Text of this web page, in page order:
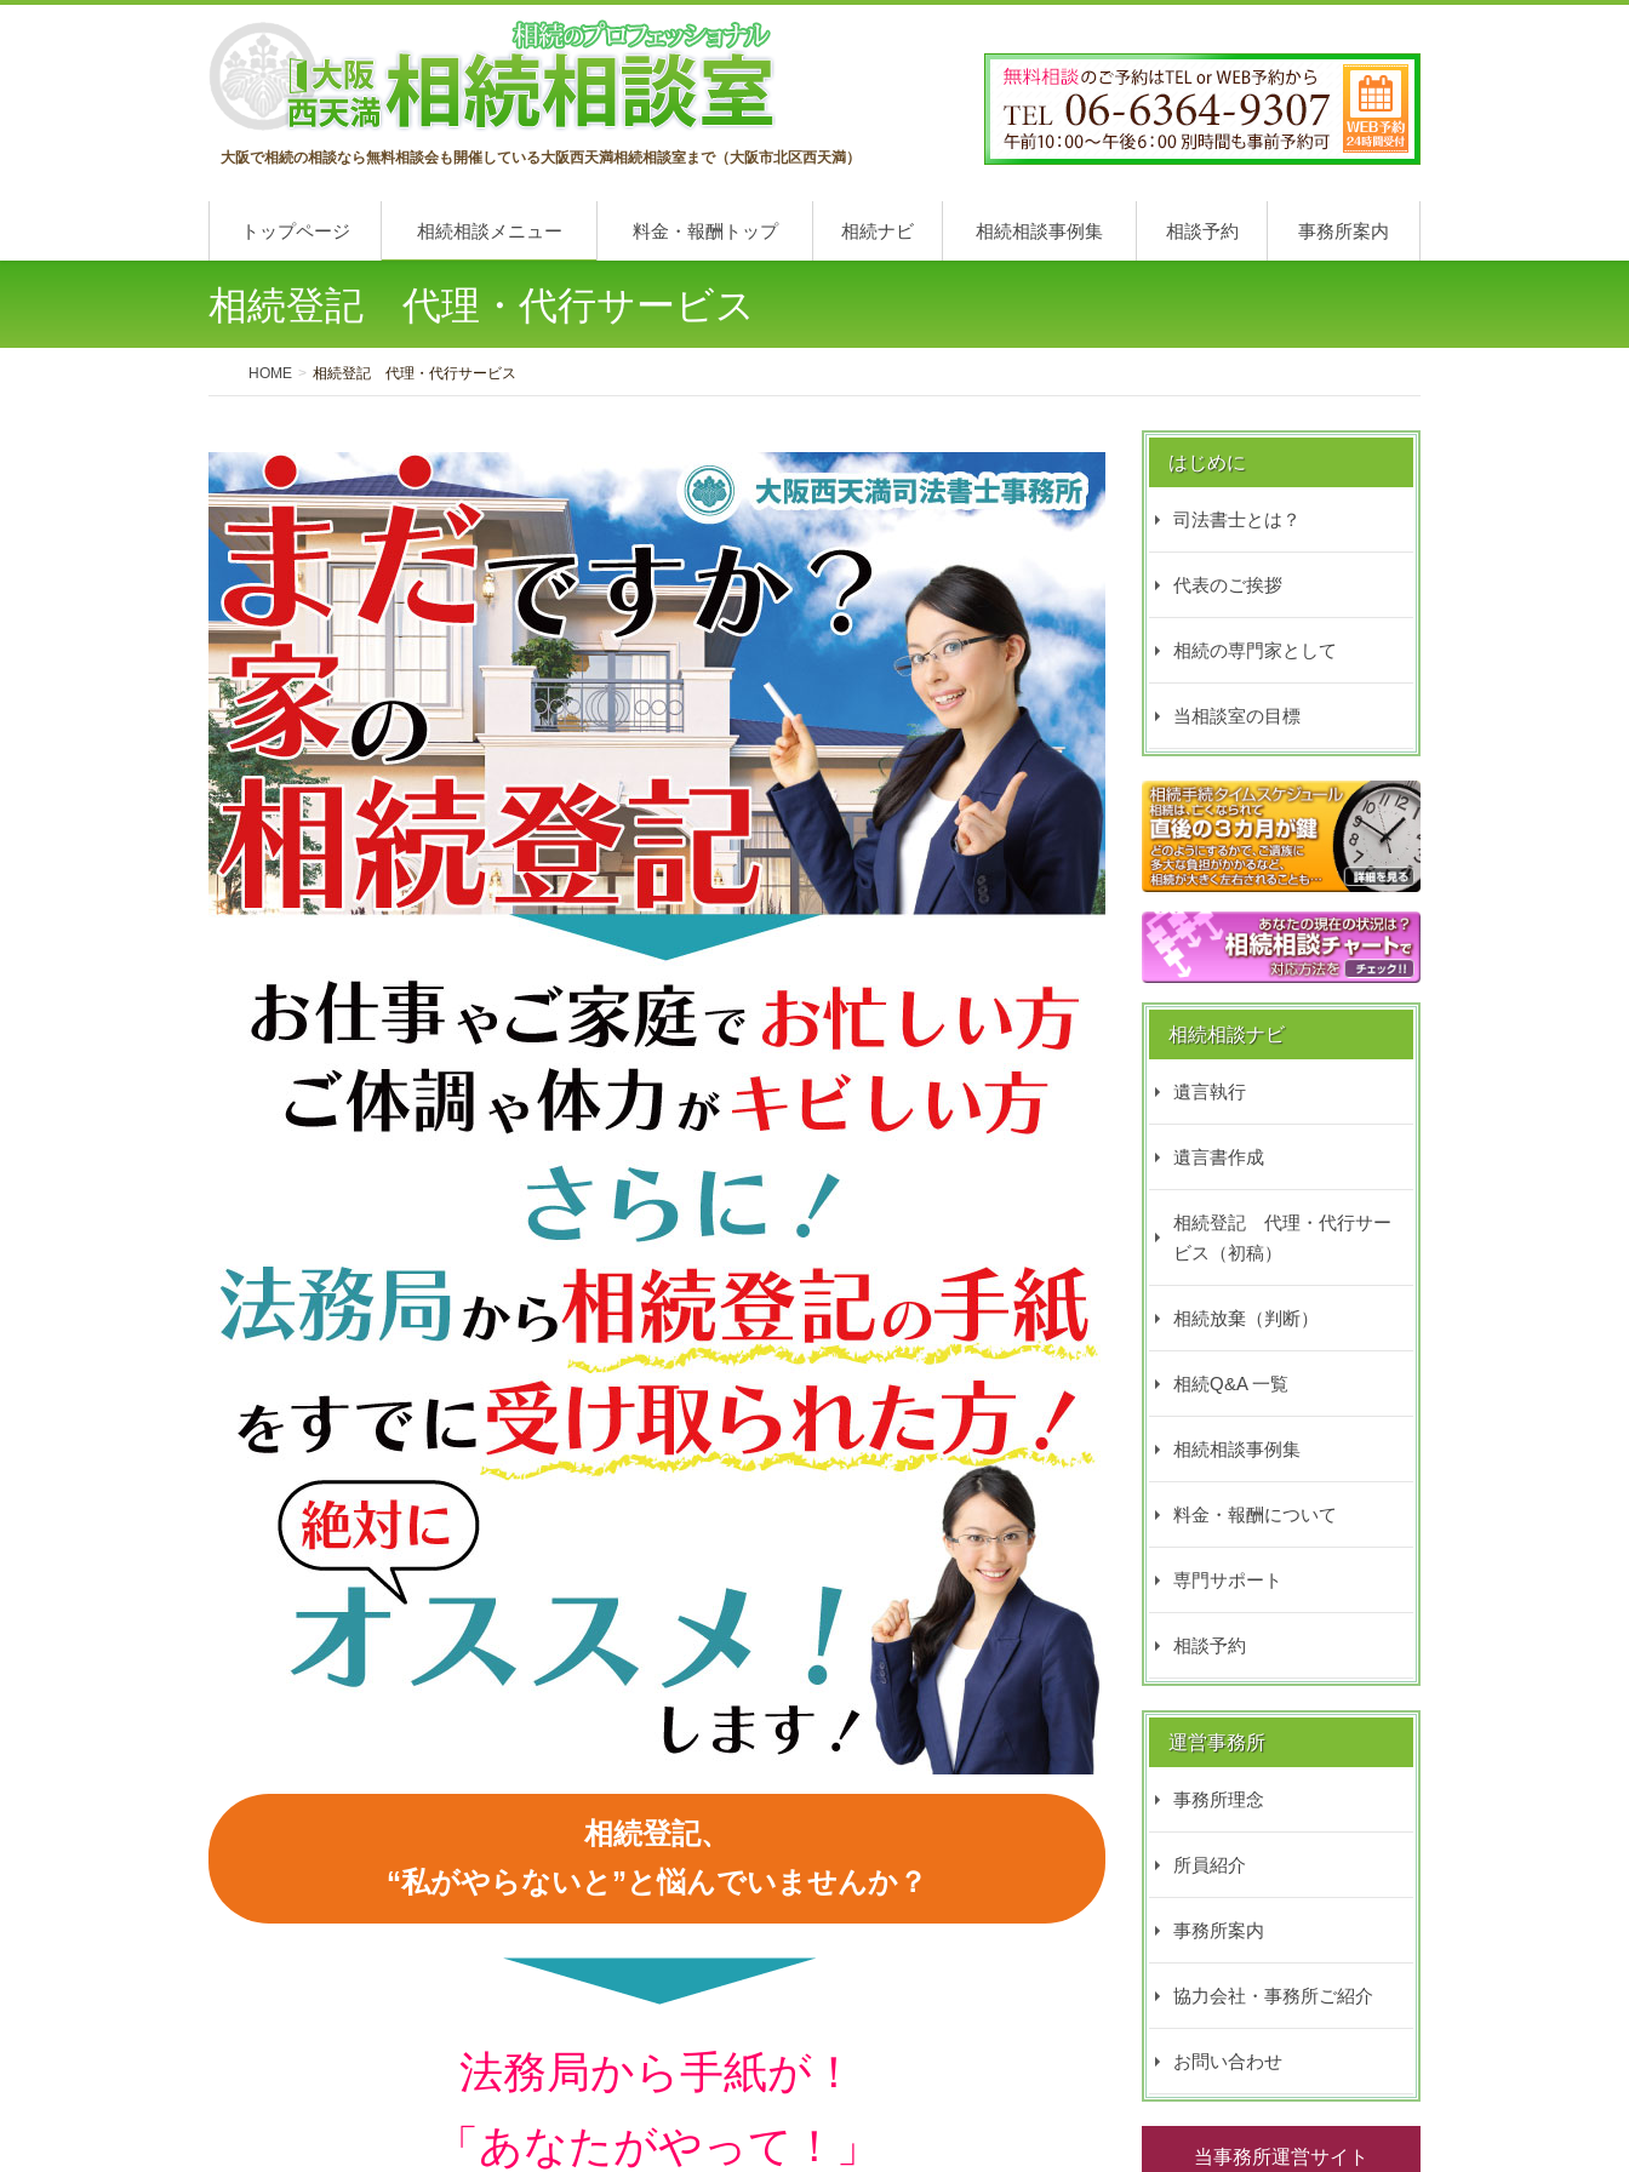
大阪で相続の相談なら無料相談会も開催している大阪西天満相続相談室まで（大阪市北区西天満）
トップページ 相続相談メニュー 料金・報酬トップ 相続ナビ 相続相談事例集 相談予約 事務所案内
相続登記 代理・代行サービス
HOME 相続登記 代理・代行サービス
相続登記、
“私がやらないと”と悩んでいませんか？
法務局から手紙が！
「あなたがやって！」
はじめに
司法書士とは？
代表のご挨拶
相続の専門家として
当相談室の目標
相続相談ナビ
遺言執行
遺言書作成
相続登記 代理・代行サー
ビス（初稿）
相続放棄（判断）
相続Q&A 一覧
相続相談事例集
料金・報酬について
専門サポート
相談予約
運営事務所
事務所理念
所員紹介
事務所案内
協力会社・事務所ご紹介
お問い合わせ
当事務所運営サイト